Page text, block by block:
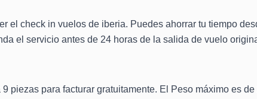
el check in vuelos de iberia. Puedes ahorrar tu tiempo
el servicio antes de 24 horas de la salida de vuelo
piezas para facturar gratuitamente. El Peso máximo es de